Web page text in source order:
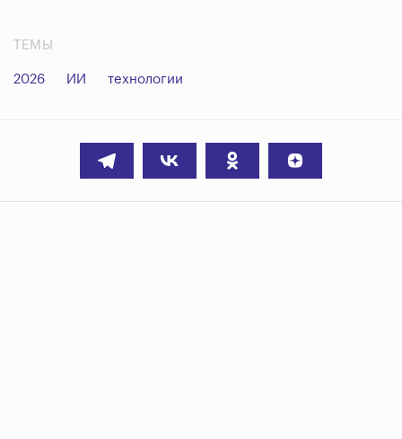
ТЕМЫ
2026 ИИ технологии